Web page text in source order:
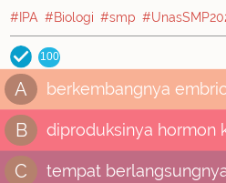
#IPA #Biologi #smp
100
A berkembangnya
B diproduksinya hormon
C tempat